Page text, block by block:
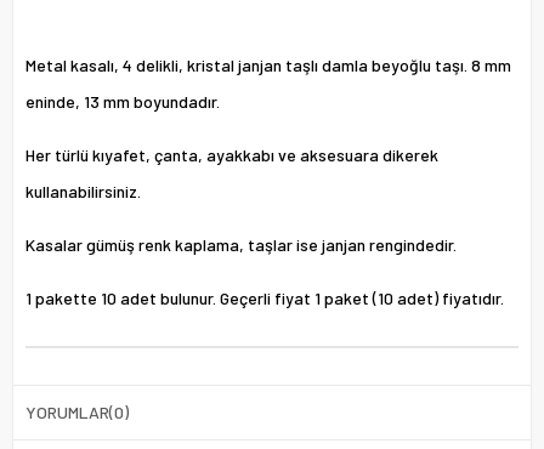
Metal kasalı, 4 delikli, kristal janjan taşlı damla beyoğlu taşı. 8 mm
eninde, 13 mm boyundadır.
Her türlü kıyafet, çanta, ayakkabı ve aksesuara dikerek
kullanabilirsiniz.
Kasalar gümüş renk kaplama, taşlar ise janjan rengindedir.
1 pakette 10 adet bulunur. Geçerli fiyat 1 paket (10 adet) fiyatıdır.
YORUMLAR(0)